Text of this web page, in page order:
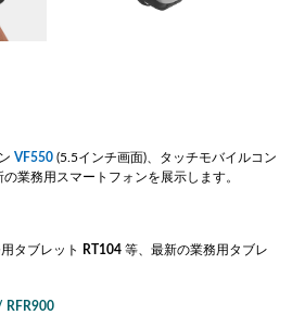
VF550 (5.5インチ画面)、タッチモバイルコン
の業務用スマートフォンを展示します。
タブレット RT104 等、最新の業務用タブレ
RFR900